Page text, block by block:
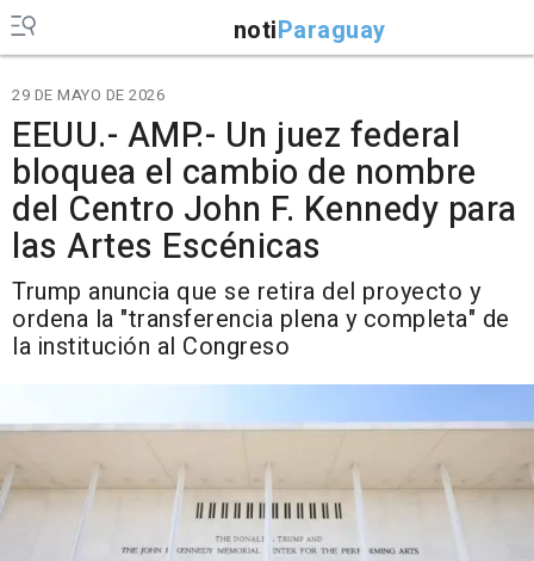
notiParaguay
29 DE MAYO DE 2026
EEUU.- AMP.- Un juez federal
bloquea el cambio de nombre
del Centro John F. Kennedy para
las Artes Escénicas
Trump anuncia que se retira del proyecto y
ordena la "transferencia plena y completa" de
la institución al Congreso